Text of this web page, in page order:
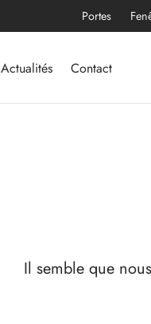
Portes
Actualités Contact
Il semble que